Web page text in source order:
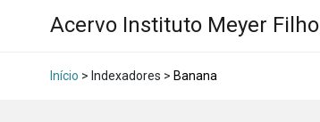
Acervo Instituto Meyer Filho
Início > Indexadores > Banana